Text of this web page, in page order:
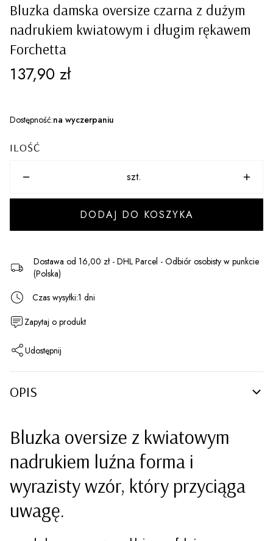
Bluzka damska oversize czarna z dużym
nadrukiem kwiatowym i długim rękawem
Forchetta
Cena
137,90 zł
Dostępność:na wyczerpaniu
ILOŚĆ
szt.
DODAJ DO KOSZYKA
Dostawa od 16,00 zł - DHL Parcel - Odbiór osobisty w punkcie
(Polska)
Czas wysyłki:1 dni
Zapytaj o produkt
Udostępnij
OPIS
Bluzka oversize z kwiatowym
nadrukiem luźna forma i
wyrazisty wzór, który przyciąga
uwagę.